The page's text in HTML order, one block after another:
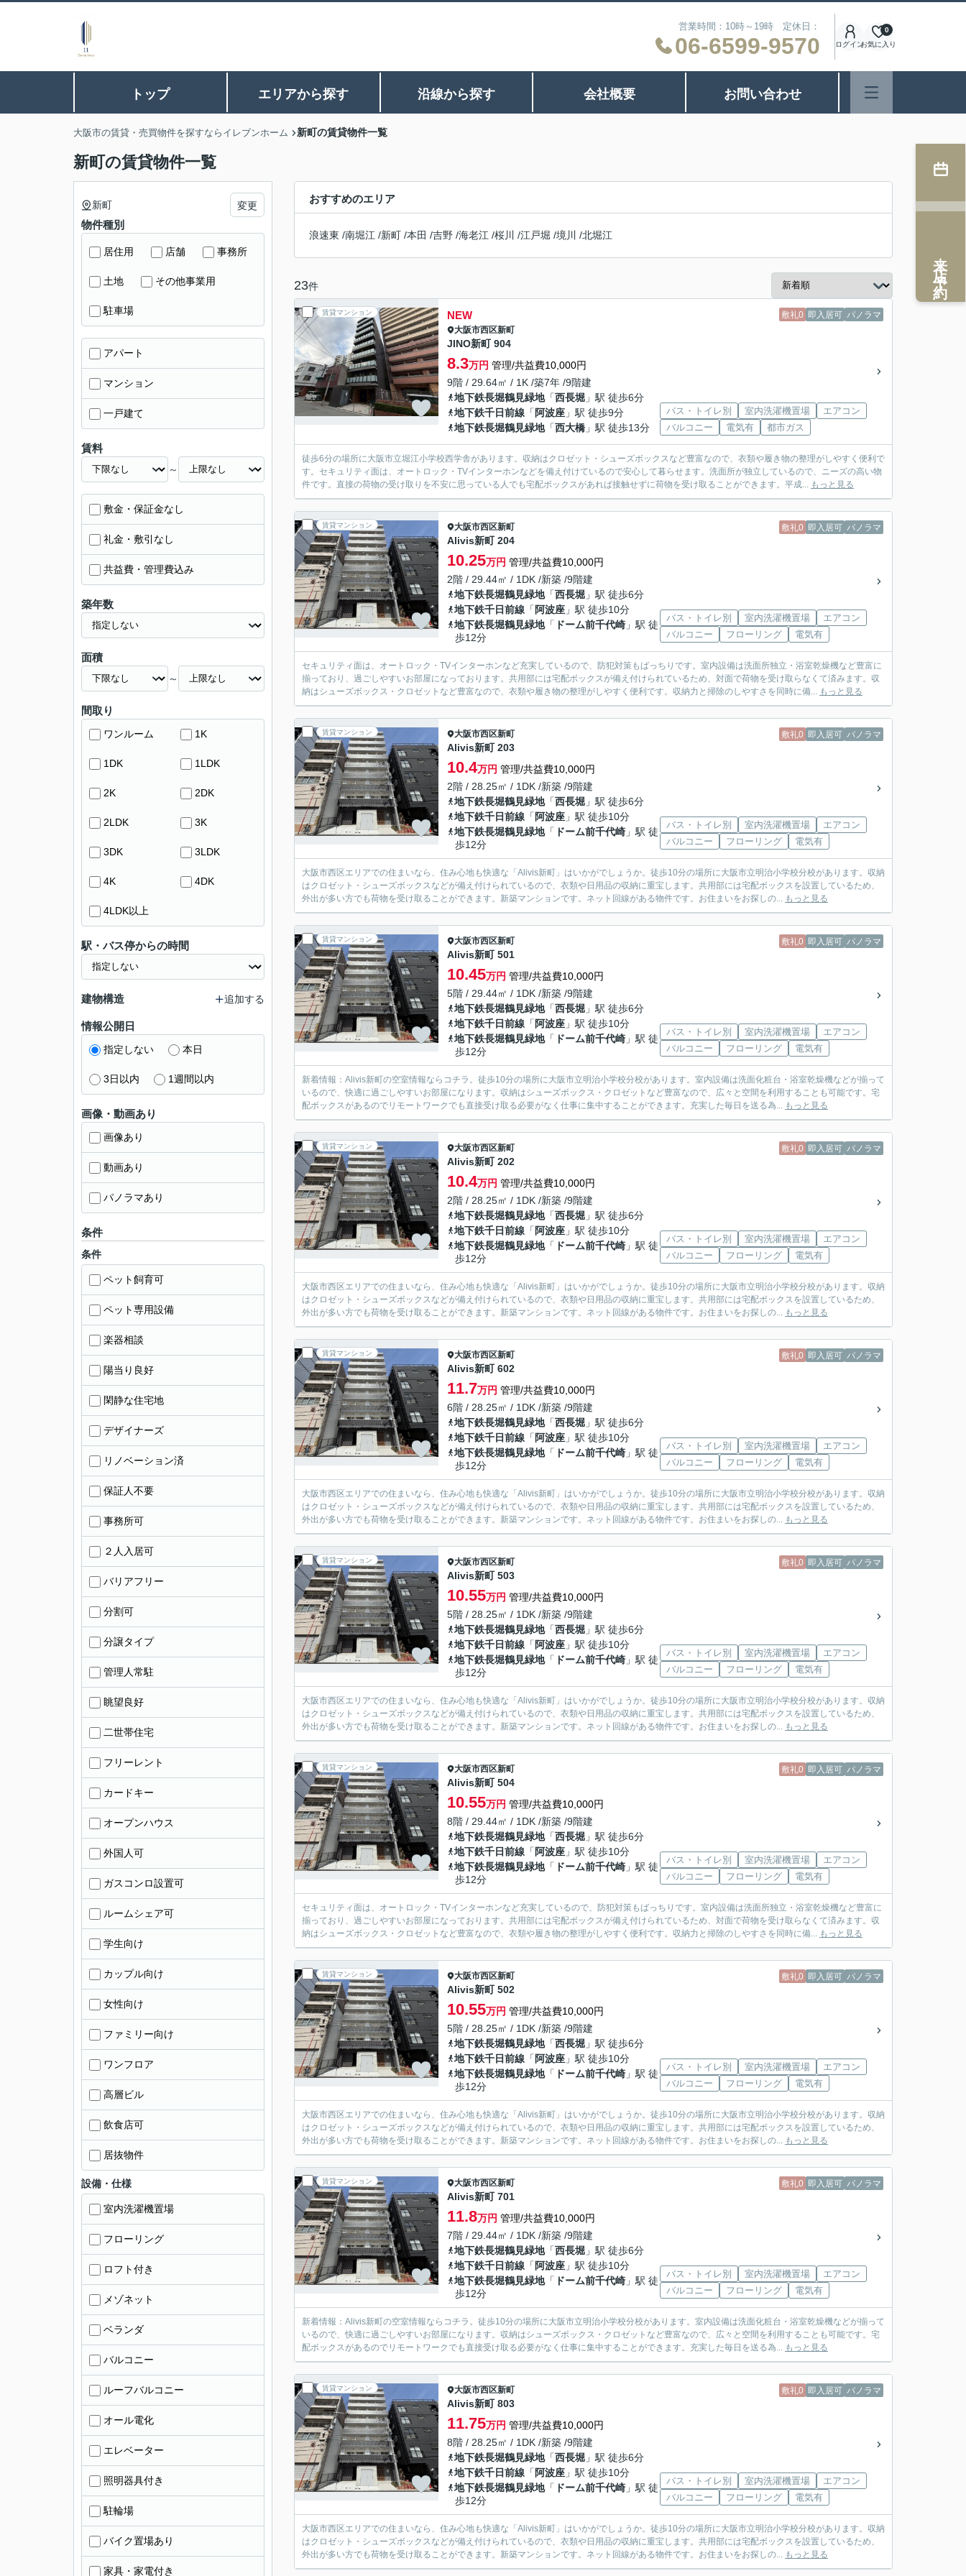
営業時間：10時～19時 定休日：
06-6599-9570 ログインお気に入り
0
トップ エリアから探す 沿線から探す 会社概要 お問い合わせ
大阪市の賃貸・売買物件を探すならイレブンホーム 新町の賃貸物件一覧
新町の賃貸物件一覧
おすすめのエリア
浪速東 /南堀江 /新町 /本田 /吉野 /海老江 /桜川 /江戸堀 /境川 /北堀江
23件
賃貸マンション 敷礼0 即入居可 パノラマ
NEW
大阪市西区新町
JINO新町 904
8.3万円 管理/共益費10,000円
9階 / 29.64㎡ / 1K /築7年 /9階建
地下鉄長堀鶴見緑地「西長堀 」駅 徒歩6分
地下鉄千日前線 「 阿波座 」駅 徒歩9分
地下鉄長堀鶴見緑地「西大橋 」駅 徒歩13分
バス・トイレ別 室内洗濯機置場
エアコン
バルコニー
電気有 都市ガス
徒歩6分の場所に大阪市立堀江小学校西学舎があります。収納はクロゼット・シューズボックスなど豊富なので、衣類や履き物の整理がしやすく便利で
す。セキュリティ面は、オートロック・TVインターホンなどを備え付けているので安心して暮らせます。洗面所が独立しているので、ニーズの高い物
件です。直接の荷物の受け取りを不安に思っている人でも宅配ボックスがあれば接触せずに荷物を受け取ることができます。平成... もっと見る
賃貸マンション 敷礼0 即入居可 パノラマ
大阪市西区新町
Alivis新町 204
10.25万円 管理/共益費10,000円
2階 / 29.44㎡ / 1DK /新築 /9階建
地下鉄長堀鶴見緑地「西長堀 」駅 徒歩6分
地下鉄千日前線 「 阿波座 」駅 徒歩10分
地下鉄長堀鶴見緑地「 ドーム前千代崎 」駅 徒
歩12分
バス・トイレ別 室内洗濯機置場
エアコン
バルコニー
フローリング 電気有
セキュリティ面は、オートロック・TVインターホンなど充実しているので、防犯対策もばっちりです。室内設備は洗面所独立・浴室乾燥機など豊富に
揃っており、過ごしやすいお部屋になっております。共用部には宅配ボックスが備え付けられているため、対面で荷物を受け取らなくて済みます。収
納はシューズボックス・クロゼットなど豊富なので、衣類や履き物の整理がしやすく便利です。収納力と掃除のしやすさを同時に備... もっと見る
賃貸マンション 敷礼0 即入居可 パノラマ
大阪市西区新町
Alivis新町 203
10.4万円 管理/共益費10,000円
2階 / 28.25㎡ / 1DK /新築 /9階建
地下鉄長堀鶴見緑地「西長堀 」駅 徒歩6分
地下鉄千日前線 「 阿波座 」駅 徒歩10分
地下鉄長堀鶴見緑地「 ドーム前千代崎 」駅 徒
歩12分
バス・トイレ別 室内洗濯機置場
エアコン
バルコニー
フローリング 電気有
大阪市西区エリアでの住まいなら、住み心地も快適な「Alivis新町」はいかがでしょうか。徒歩10分の場所に大阪市立明治小学校分校があります。収納
はクロゼット・シューズボックスなどが備え付けられているので、衣類や日用品の収納に重宝します。共用部には宅配ボックスを設置しているため、
外出が多い方でも荷物を受け取ることができます。新築マンションです。ネット回線がある物件です。お住まいをお探しの... もっと見る
賃貸マンション 敷礼0 即入居可 パノラマ
大阪市西区新町
Alivis新町 501
10.45万円 管理/共益費10,000円
5階 / 29.44㎡ / 1DK /新築 /9階建
地下鉄長堀鶴見緑地「西長堀 」駅 徒歩6分
地下鉄千日前線 「 阿波座 」駅 徒歩10分
地下鉄長堀鶴見緑地「 ドーム前千代崎 」駅 徒
歩12分
バス・トイレ別 室内洗濯機置場
エアコン
バルコニー
フローリング 電気有
新着情報：Alivis新町の空室情報ならコチラ。徒歩10分の場所に大阪市立明治小学校分校があります。室内設備は洗面化粧台・浴室乾燥機などが揃って
いるので、快適に過ごしやすいお部屋になります。収納はシューズボックス・クロゼットなど豊富なので、広々と空間を利用することも可能です。宅
配ボックスがあるのでリモートワークでも直接受け取る必要がなく仕事に集中することができます。充実した毎日を送る為... もっと見る
賃貸マンション 敷礼0 即入居可 パノラマ
大阪市西区新町
Alivis新町 202
10.4万円 管理/共益費10,000円
2階 / 28.25㎡ / 1DK /新築 /9階建
地下鉄長堀鶴見緑地「西長堀 」駅 徒歩6分
地下鉄千日前線 「 阿波座 」駅 徒歩10分
地下鉄長堀鶴見緑地「 ドーム前千代崎 」駅 徒
歩12分
バス・トイレ別 室内洗濯機置場
エアコン
バルコニー
フローリング 電気有
大阪市西区エリアでの住まいなら、住み心地も快適な「Alivis新町」はいかがでしょうか。徒歩10分の場所に大阪市立明治小学校分校があります。収納
はクロゼット・シューズボックスなどが備え付けられているので、衣類や日用品の収納に重宝します。共用部には宅配ボックスを設置しているため、
外出が多い方でも荷物を受け取ることができます。新築マンションです。ネット回線がある物件です。お住まいをお探しの... もっと見る
賃貸マンション 敷礼0 即入居可 パノラマ
大阪市西区新町
Alivis新町 602
11.7万円 管理/共益費10,000円
6階 / 28.25㎡ / 1DK /新築 /9階建
地下鉄長堀鶴見緑地「西長堀 」駅 徒歩6分
地下鉄千日前線 「 阿波座 」駅 徒歩10分
地下鉄長堀鶴見緑地「 ドーム前千代崎 」駅 徒
歩12分
バス・トイレ別 室内洗濯機置場
エアコン
バルコニー
フローリング 電気有
大阪市西区エリアでの住まいなら、住み心地も快適な「Alivis新町」はいかがでしょうか。徒歩10分の場所に大阪市立明治小学校分校があります。収納
はクロゼット・シューズボックスなどが備え付けられているので、衣類や日用品の収納に重宝します。共用部には宅配ボックスを設置しているため、
外出が多い方でも荷物を受け取ることができます。新築マンションです。ネット回線がある物件です。お住まいをお探しの... もっと見る
賃貸マンション 敷礼0 即入居可 パノラマ
大阪市西区新町
Alivis新町 503
10.55万円 管理/共益費10,000円
5階 / 28.25㎡ / 1DK /新築 /9階建
地下鉄長堀鶴見緑地「西長堀 」駅 徒歩6分
地下鉄千日前線 「 阿波座 」駅 徒歩10分
地下鉄長堀鶴見緑地「 ドーム前千代崎 」駅 徒
歩12分
バス・トイレ別 室内洗濯機置場
エアコン
バルコニー
フローリング 電気有
大阪市西区エリアでの住まいなら、住み心地も快適な「Alivis新町」はいかがでしょうか。徒歩10分の場所に大阪市立明治小学校分校があります。収納
はクロゼット・シューズボックスなどが備え付けられているので、衣類や日用品の収納に重宝します。共用部には宅配ボックスを設置しているため、
外出が多い方でも荷物を受け取ることができます。新築マンションです。ネット回線がある物件です。お住まいをお探しの... もっと見る
賃貸マンション 敷礼0 即入居可 パノラマ
大阪市西区新町
Alivis新町 504
10.55万円 管理/共益費10,000円
8階 / 29.44㎡ / 1DK /新築 /9階建
地下鉄長堀鶴見緑地「西長堀 」駅 徒歩6分
地下鉄千日前線 「 阿波座 」駅 徒歩10分
地下鉄長堀鶴見緑地「 ドーム前千代崎 」駅 徒
歩12分
バス・トイレ別 室内洗濯機置場
エアコン
バルコニー
フローリング 電気有
セキュリティ面は、オートロック・TVインターホンなど充実しているので、防犯対策もばっちりです。室内設備は洗面所独立・浴室乾燥機など豊富に
揃っており、過ごしやすいお部屋になっております。共用部には宅配ボックスが備え付けられているため、対面で荷物を受け取らなくて済みます。収
納はシューズボックス・クロゼットなど豊富なので、衣類や履き物の整理がしやすく便利です。収納力と掃除のしやすさを同時に備... もっと見る
賃貸マンション 敷礼0 即入居可 パノラマ
大阪市西区新町
Alivis新町 502
10.55万円 管理/共益費10,000円
5階 / 28.25㎡ / 1DK /新築 /9階建
地下鉄長堀鶴見緑地「西長堀 」駅 徒歩6分
地下鉄千日前線 「 阿波座 」駅 徒歩10分
地下鉄長堀鶴見緑地「 ドーム前千代崎 」駅 徒
歩12分
バス・トイレ別 室内洗濯機置場
エアコン
バルコニー
フローリング 電気有
大阪市西区エリアでの住まいなら、住み心地も快適な「Alivis新町」はいかがでしょうか。徒歩10分の場所に大阪市立明治小学校分校があります。収納
はクロゼット・シューズボックスなどが備え付けられているので、衣類や日用品の収納に重宝します。共用部には宅配ボックスを設置しているため、
外出が多い方でも荷物を受け取ることができます。新築マンションです。ネット回線がある物件です。お住まいをお探しの... もっと見る
賃貸マンション 敷礼0 即入居可 パノラマ
大阪市西区新町
Alivis新町 701
11.8万円 管理/共益費10,000円
7階 / 29.44㎡ / 1DK /新築 /9階建
地下鉄長堀鶴見緑地「西長堀 」駅 徒歩6分
地下鉄千日前線 「 阿波座 」駅 徒歩10分
地下鉄長堀鶴見緑地「 ドーム前千代崎 」駅 徒
歩12分
バス・トイレ別 室内洗濯機置場
エアコン
バルコニー
フローリング 電気有
新着情報：Alivis新町の空室情報ならコチラ。徒歩10分の場所に大阪市立明治小学校分校があります。室内設備は洗面化粧台・浴室乾燥機などが揃って
いるので、快適に過ごしやすいお部屋になります。収納はシューズボックス・クロゼットなど豊富なので、広々と空間を利用することも可能です。宅
配ボックスがあるのでリモートワークでも直接受け取る必要がなく仕事に集中することができます。充実した毎日を送る為... もっと見る
賃貸マンション 敷礼0 即入居可 パノラマ
大阪市西区新町
Alivis新町 803
11.75万円 管理/共益費10,000円
8階 / 28.25㎡ / 1DK /新築 /9階建
地下鉄長堀鶴見緑地「西長堀 」駅 徒歩6分
地下鉄千日前線 「 阿波座 」駅 徒歩10分
地下鉄長堀鶴見緑地「 ドーム前千代崎 」駅 徒
歩12分
バス・トイレ別 室内洗濯機置場
エアコン
バルコニー
フローリング 電気有
大阪市西区エリアでの住まいなら、住み心地も快適な「Alivis新町」はいかがでしょうか。徒歩10分の場所に大阪市立明治小学校分校があります。収納
はクロゼット・シューズボックスなどが備え付けられているので、衣類や日用品の収納に重宝します。共用部には宅配ボックスを設置しているため、
外出が多い方でも荷物を受け取ることができます。新築マンションです。ネット回線がある物件です。お住まいをお探しの... もっと見る
新町 変更
物件種別
居住用 店舗 事務所
土地 その他事業用
駐車場
アパート
マンション
一戸建て
賃料
～
敷金・保証金なし
礼金・敷引なし
共益費・管理費込み
築年数
面積
～
間取り
ワンルーム 1K
1DK 1LDK
2K 2DK
2LDK 3K
3DK 3LDK
4K 4DK
4LDK以上
駅・バス停からの時間
建物構造 追加する
情報公開日
指定しない 本日
3日以内 1週間以内
画像・動画あり
画像あり
動画あり
パノラマあり
条件
条件
ペット飼育可
ペット専用設備
楽器相談
陽当り良好
閑静な住宅地
デザイナーズ
リノベーション済
保証人不要
事務所可
２人入居可
バリアフリー
分割可
分譲タイプ
管理人常駐
眺望良好
二世帯住宅
フリーレント
カードキー
オープンハウス
外国人可
ガスコンロ設置可
ルームシェア可
学生向け
カップル向け
女性向け
ファミリー向け
ワンフロア
高層ビル
飲食店可
居抜物件
設備・仕様
室内洗濯機置場
フローリング
ロフト付き
メゾネット
ベランダ
バルコニー
ルーフバルコニー
オール電化
エレベーター
照明器具付き
駐輪場
バイク置場あり
家具・家電付き
来店予約